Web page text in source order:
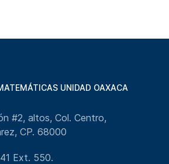
UNIDAD OAXACA
#2, altos, Col. Centro,
CP. 68000
Ext. 550.